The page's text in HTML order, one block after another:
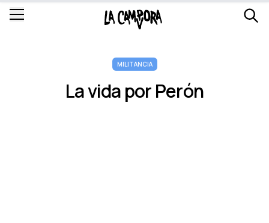
MILITANCIA
La vida por Perón